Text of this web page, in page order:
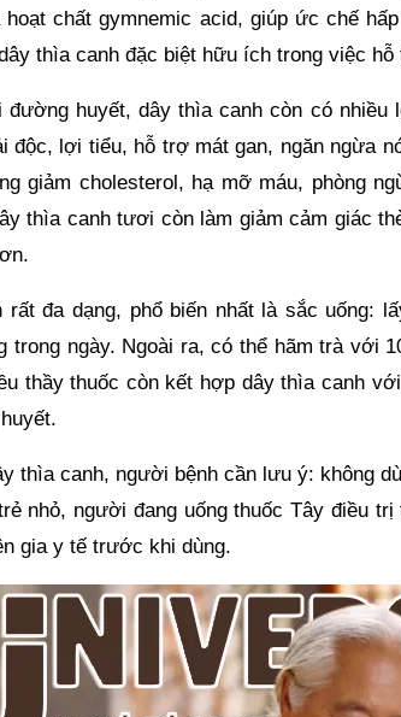
chất gymnemic acid, giúp ức chế
thìa canh đặc biệt hữu ích trong việc
đường huyết, dây thìa canh còn có
độc, lợi tiểu, hỗ trợ mát gan, ngăn ngừa
giảm cholesterol, hạ mỡ máu, phòng
thìa canh tươi còn làm giảm cảm giác
rất đa dạng, phổ biến nhất là sắc uống:
trong ngày. Ngoài ra, có thể hãm trà với
thầy thuốc còn kết hợp dây thìa canh
thìa canh, người bệnh cần lưu ý: không
nhỏ, người đang uống thuốc Tây điều
gia y tế trước khi dùng.